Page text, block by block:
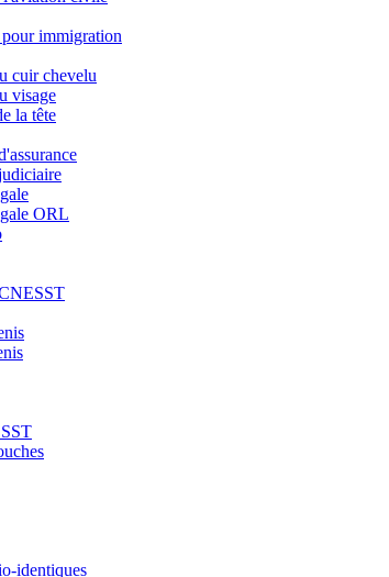
immigration
cuir chevelu
visage
la tête
ORL
identiques